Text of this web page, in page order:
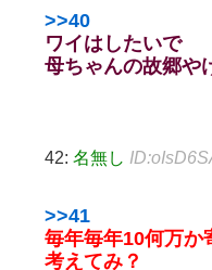
>>40
ワイはしたいで
母ちゃんの故郷や
42: 名無し
>>41
毎年毎年10何万か
考えてみ？